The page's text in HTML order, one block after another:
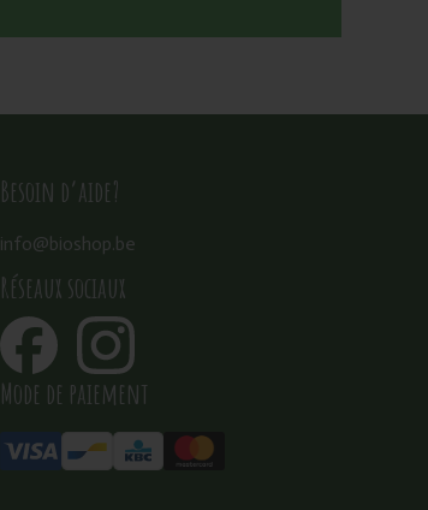
Besoin d’aide?
info@bioshop.be
Réseaux sociaux
Mode de paiement